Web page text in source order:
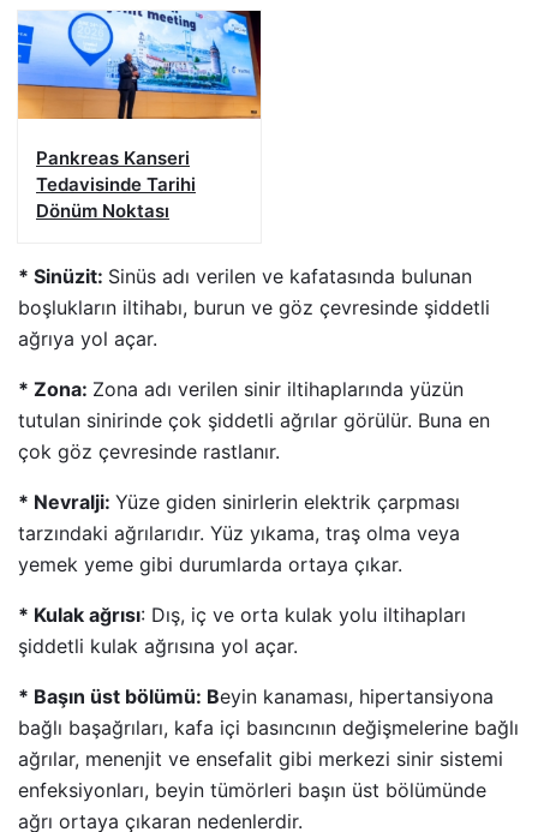
YIPRATMASIN
Pankreas Kanseri
Tedavisinde Tarihi
Dönüm Noktası
* Sinüzit: Sinüs adı verilen ve kafatasında bulunan
boşlukların iltihabı, burun ve göz çevresinde şiddetli
ağrıya yol açar.
* Zona: Zona adı verilen sinir iltihaplarında yüzün
tutulan sinirinde çok şiddetli ağrılar görülür. Buna en
çok göz çevresinde rastlanır.
* Nevralji: Yüze giden sinirlerin elektrik çarpması
tarzındaki ağrılarıdır. Yüz yıkama, traş olma veya
yemek yeme gibi durumlarda ortaya çıkar.
* Kulak ağrısı: Dış, iç ve orta kulak yolu iltihapları
şiddetli kulak ağrısına yol açar.
* Başın üst bölümü: Beyin kanaması, hipertansiyona
bağlı başağrıları, kafa içi basıncının değişmelerine bağlı
ağrılar, menenjit ve ensefalit gibi merkezi sinir sistemi
enfeksiyonları, beyin tümörleri başın üst bölümünde
ağrı ortaya çıkaran nedenlerdir.